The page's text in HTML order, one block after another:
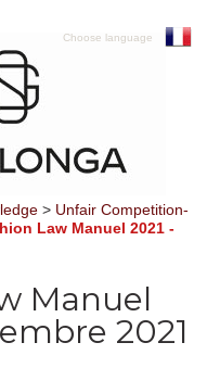
Choose language
> Unfair Competition-
Law Manuel 2021 -
Manuel
2021